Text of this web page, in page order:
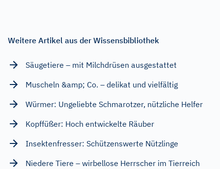
Weitere Artikel aus der Wissensbibliothek
Säugetiere – mit Milchdrüsen ausgestattet
Muscheln &amp; Co. – delikat und vielfältig
Würmer: Ungeliebte Schmarotzer, nützliche Helfer
Kopffüßer: Hoch entwickelte Räuber
Insektenfresser: Schützenswerte Nützlinge
Niedere Tiere – wirbellose Herrscher im Tierreich